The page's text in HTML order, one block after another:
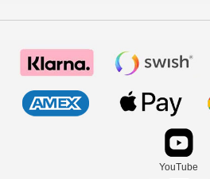
YouTube